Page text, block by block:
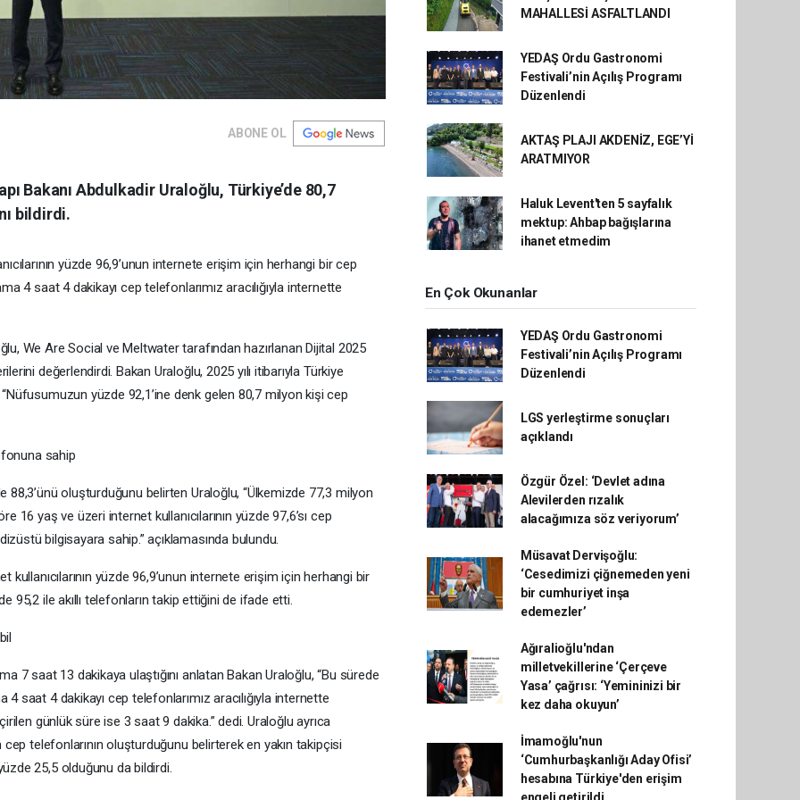
ABONE OL
Bakanı Abdulkadir Uraloğlu, Türkiye’de 80,7
bildirdi.
yüzde 96,9’unun internete erişim için herhangi bir cep
4 saat 4 dakikayı cep telefonlarımız aracılığıyla internette
We Are Social ve Meltwater tarafından hazırlanan Dijital 2025
değerlendirdi. Bakan Uraloğlu, 2025 yılı itibarıyla Türkiye
yüzde 92,1’ine denk gelen 80,7 milyon kişi cep
sahip
88,3’ünü oluşturduğunu belirten Uraloğlu, “Ülkemizde 77,3 milyon
16 yaş ve üzeri internet kullanıcılarının yüzde 97,6’sı cep
bilgisayara sahip.” açıklamasında bulundu.
kullanıcılarının yüzde 96,9’unun internete erişim için herhangi bir
95,2 ile akıllı telefonların takip ettiğini de ifade etti.
7 saat 13 dakikaya ulaştığını anlatan Bakan Uraloğlu, “Bu sürede
saat 4 dakikayı cep telefonlarımız aracılığıyla internette
günlük süre ise 3 saat 9 dakika.” dedi. Uraloğlu ayrıca
telefonlarının oluşturduğunu belirterek en yakın takipçisi
25,5 olduğunu da bildirdi.
MAHALLESİ ASFALTLANDI
YEDAŞ Ordu Gastronomi
Festivali’nin Açılış Programı
Düzenlendi
AKTAŞ PLAJI AKDENİZ, EGE’Yİ
ARATMIYOR
Haluk Levent'ten 5 sayfalık
mektup: Ahbap bağışlarına
ihanet etmedim
En Çok Okunanlar
YEDAŞ Ordu Gastronomi
Festivali’nin Açılış Programı
Düzenlendi
LGS yerleştirme sonuçları
açıklandı
Özgür Özel: ‘Devlet adına
Alevilerden rızalık
alacağımıza söz veriyorum’
Müsavat Dervişoğlu:
‘Cesedimizi çiğnemeden yeni
bir cumhuriyet inşa
edemezler’
Ağıralioğlu'ndan
milletvekillerine ‘Çerçeve
Yasa’ çağrısı: ‘Yemininizi bir
kez daha okuyun’
İmamoğlu'nun
‘Cumhurbaşkanlığı Aday Ofisi’
hesabına Türkiye'den erişim